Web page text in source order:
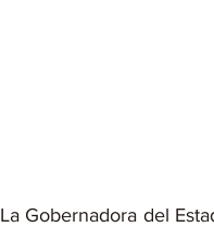
La Gobernadora del